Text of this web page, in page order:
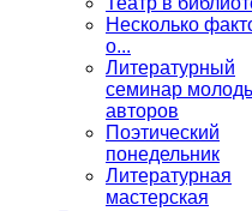
Несколько
о...
Литературный
семинар
авторов
Поэтический
понедельник
Литературная
мастерская